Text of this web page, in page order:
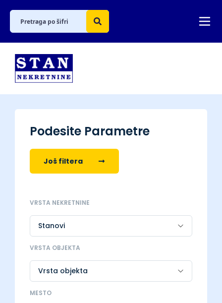
Podesite Parametre
Još filtera
VRSTA NEKRETNINE
VRSTA OBJEKTA
MESTO